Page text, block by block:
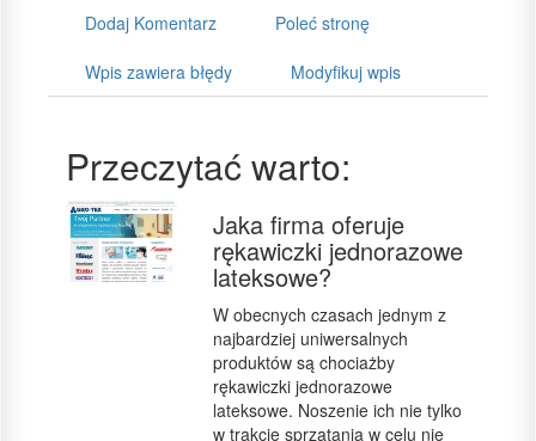
Dodaj Komentarz Poleć stronę
Wpis zawiera błędy Modyfikuj wpis
Przeczytać warto:
Jaka firma oferuje
rękawiczki jednorazowe
lateksowe?
W obecnych czasach jednym z
najbardziej uniwersalnych
produktów są chociażby
rękawiczki jednorazowe
lateksowe. Noszenie ich nie tylko
w trakcie sprzątania w celu nie